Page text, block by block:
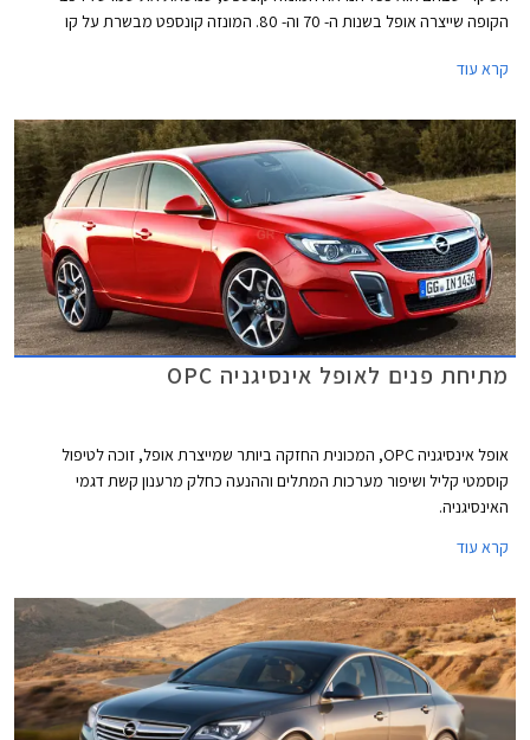
הקופה שייצרה אופל בשנות ה- 70 וה- 80. המונזה קונספט מבשרת על קו
קונספט ספורטיבי ועתידני כאשר הסממן הבולט ביותר הוא צמד הדלתות
להיעדרותה של קורה B.
קרא עוד
מתיחת פנים לאופל אינסיגניה OPC
אופל אינסיגניה OPC, המכונית החזקה ביותר שמייצרת אופל, זוכה לטיפול
קוסמטי קליל ושיפור מערכות המתלים וההנעה כחלק מרענון קשת דגמי
האינסיגניה.
קרא עוד